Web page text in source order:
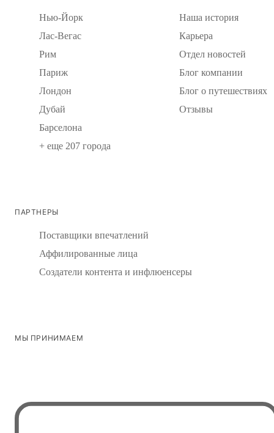
Нью-Йорк
Лас-Вегас
Рим
Париж
Лондон
Дубай
Барселона
+ еще 207 города
Наша история
Карьера
Отдел новостей
Блог компании
Блог о путешествиях
Отзывы
ПАРТНЕРЫ
Поставщики впечатлений
Аффилированные лица
Создатели контента и инфлюенсеры
МЫ ПРИНИМАЕМ